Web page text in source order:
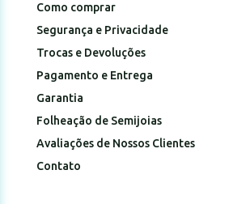
Como comprar
Segurança e Privacidade
Trocas e Devoluções
Pagamento e Entrega
Garantia
Folheação de Semijoias
Avaliações de Nossos Clientes
Contato